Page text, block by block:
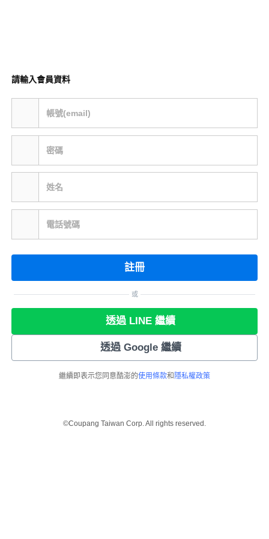
請輸入會員資料
帳號(email)
密碼
姓名
電話號碼
註冊
或
透過 LINE 繼續
透過 Google 繼續
繼續即表示您同意酷澎的使用條款和 隱私權政策
©Coupang Taiwan Corp. All rights reserved.